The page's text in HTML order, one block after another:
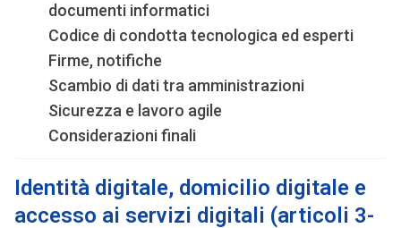
documenti informatici
Codice di condotta tecnologica ed esperti
Firme, notifiche
Scambio di dati tra amministrazioni
Sicurezza e lavoro agile
Considerazioni finali
Identità digitale, domicilio digitale e
accesso ai servizi digitali (articoli 3-